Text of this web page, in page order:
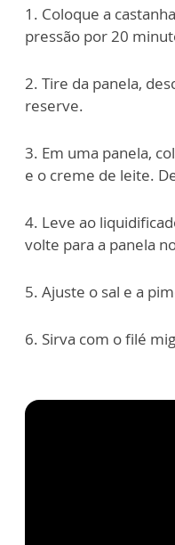
1. Coloque a
pressão por 20
2. Tire da panela,
reserve.
3. Em uma panela,
e o creme de leite.
4. Leve ao
volte para a panela
5. Ajuste o sal e a
6. Sirva com o filé